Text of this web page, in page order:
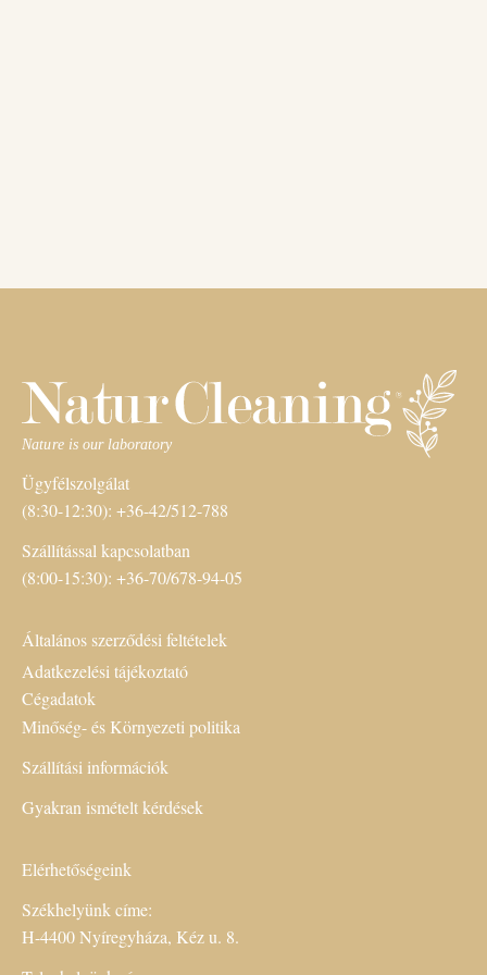
Ügyfélszolgálat
(8:30-12:30): +36-42/512-788
Szállítással kapcsolatban
(8:00-15:30): +36-70/678-94-05
Általános szerződési feltételek
Adatkezelési tájékoztató
Cégadatok
Minőség- és Környezeti politika
Szállítási információk
Gyakran ismételt kérdések
Elérhetőségeink
Székhelyünk címe:
H-4400 Nyíregyháza, Kéz u. 8.